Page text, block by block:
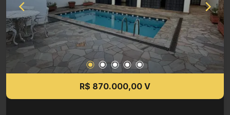
Investimento de Venda: R$ 780.000,00 Cód.:
V35531 Imobiliária Sônia & Ramalho. Para além
de negócios imobiliários, tradição, inovação e
exclusividade! Obs: A imobiliária se reserva ao
direito de alterar qualquer informação referente
aos valores, dados e disponibilidade de seus
imóveis, sem aviso prévio.
R$ 870.000,00 V